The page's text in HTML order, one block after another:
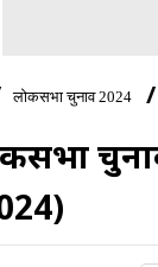
लोकसभा चुनाव 2024